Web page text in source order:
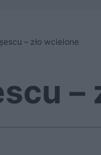
– zło wcielone
–